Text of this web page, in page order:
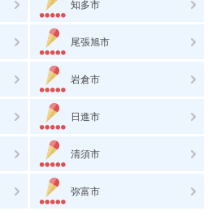
知多市
尾張旭市
岩倉市
日進市
清須市
弥富市